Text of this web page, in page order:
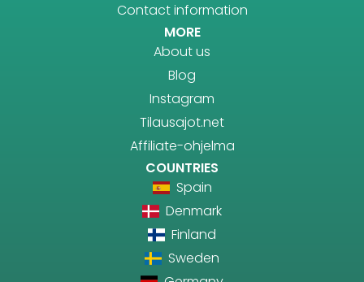
Contact information
MORE
About us
Blog
Instagram
Tilausajot.net
Affiliate-ohjelma
COUNTRIES
Spain
Denmark
Finland
Sweden